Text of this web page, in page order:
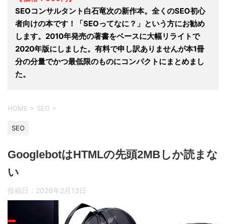
SEOコンサルタント白石竜次の新作本。全くのSEO初心
者向けの本です！「SEOってなに？」という方にお勧め
します。2010年発売の著書をベースに大幅リライトで
2020年版にしました。有料で申し訳ありませんが本1冊
分の分量でかつ最低限のものにコンパクトにまとめまし
た。
HOME > SEO >
SEO
GooglebotはHTMLの先頭2MBしか読まな
い
投稿日： 2026年2月13日